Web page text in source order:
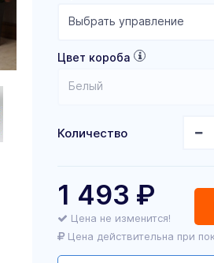
Выбрать управление
Цвет короба
Белый
Количество
1 493 ₽
Цена не изменится!
Цена действительна при